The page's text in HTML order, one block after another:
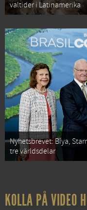
valtider i Latinamerika
Nyhetsbrevet: Biya,
tre världsdelar
KOLLA PÅ VIDEO